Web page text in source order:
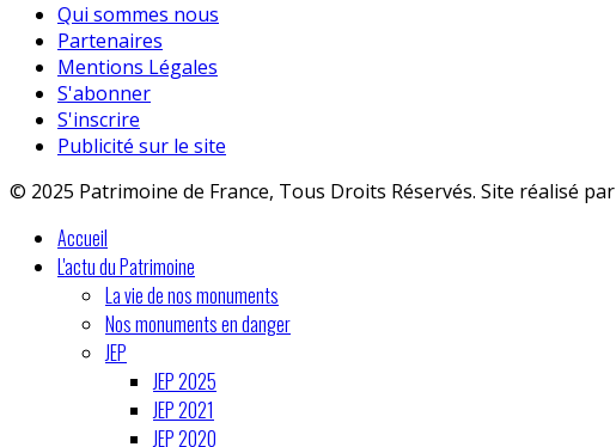
Qui sommes nous
Partenaires
Mentions Légales
S'abonner
S'inscrire
Publicité sur le site
© 2025 Patrimoine de France, Tous Droits Réservés. Site réalisé par
Accueil
L'actu du Patrimoine
La vie de nos monuments
Nos monuments en danger
JEP
JEP 2025
JEP 2021
JEP 2020